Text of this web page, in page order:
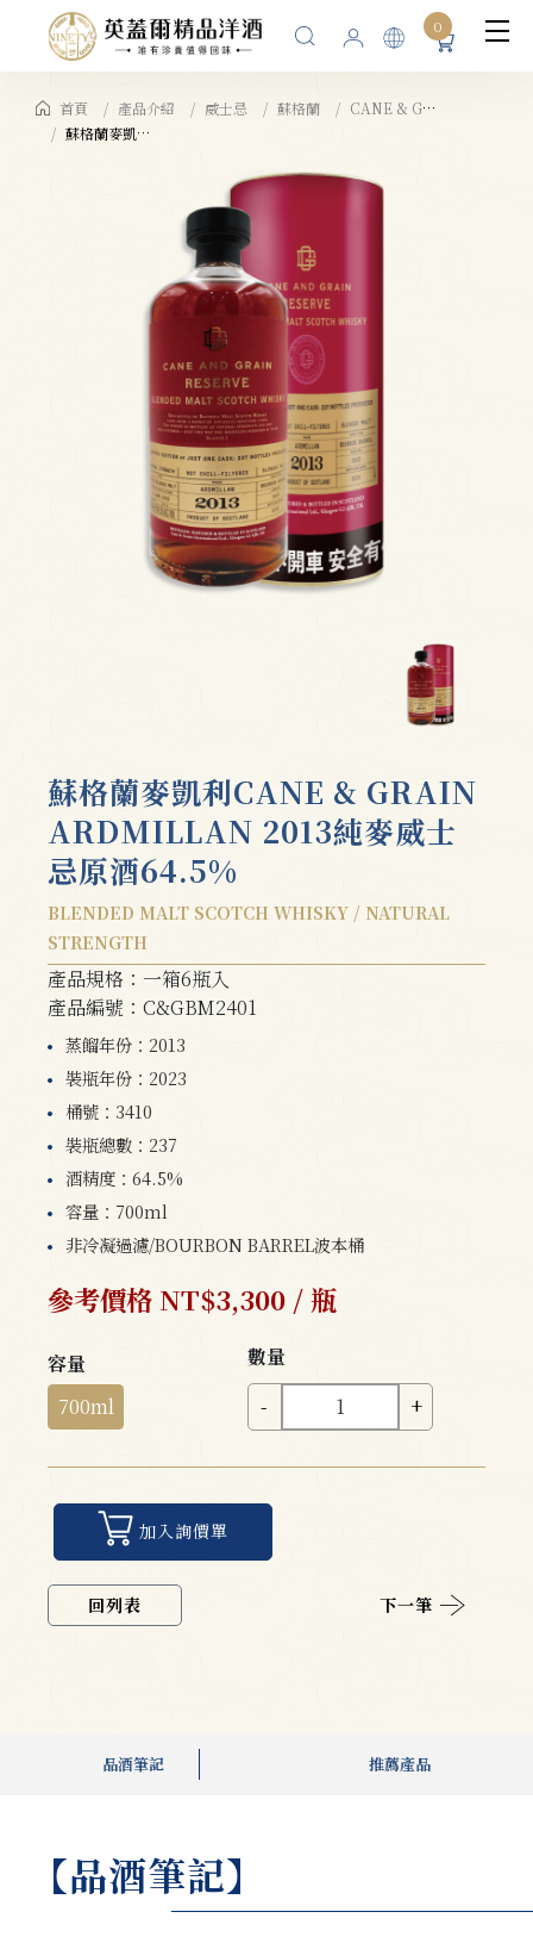
0
首頁 產品介紹 威士忌 蘇格蘭
CANE & GRAIN INTERNATIONAL LTD 麥凱利
蘇格蘭麥凱利CANE & GRAIN ARDMILLAN 2013純麥威士忌原酒64.5%
蘇格蘭麥凱利CANE & GRAIN
ARDMILLAN 2013純麥威士
忌原酒64.5%
BLENDED MALT SCOTCH WHISKY / NATURAL
STRENGTH
產品規格：一箱6瓶入
產品編號：C&GBM2401
蒸餾年份：2013
裝瓶年份：2023
桶號：3410
裝瓶總數：237
酒精度：64.5%
容量：700ml
非冷凝過濾/BOURBON BARREL波本桶
參考價格 NT$3,300 / 瓶
容量
700ml
數量
-
+
加入詢價單
回列表 下一筆
品酒筆記 推薦產品
【品酒筆記】